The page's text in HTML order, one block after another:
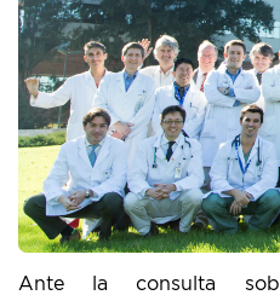
Ante la consulta